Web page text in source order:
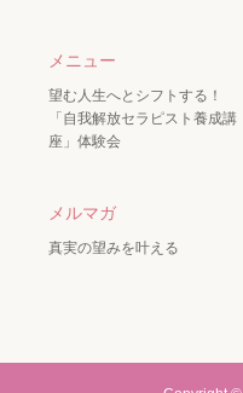
メニュー
望む人生へとシフトする！
「自我解放セラピスト養成講
座」体験会
メルマガ
真実の望みを叶える